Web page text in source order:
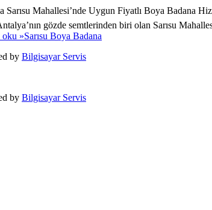
Sarısu Mahallesi’nde Uygun Fiyatlı Boya Badana
gözde semtlerinden biri olan Sarısu
oku »Sarısu Boya Badana
by Bilgisayar Servis
by Bilgisayar Servis